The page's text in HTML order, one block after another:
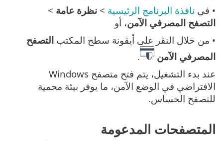
• في نافذة البرنامج الرئيسية > نظرة عامة >
التصفح المصرفي الآمن، أو
• من خلال النقر على أيقونة سطح المكتب التصفح
المصرفي الآمن
.
عند بدء التشغيل، يتم فتح متصفح Windows
الافتراضي في الوضع الآمن، ما يوفر بيئة محمية
للتصفح الحساس.
المتصفحات المدعومة